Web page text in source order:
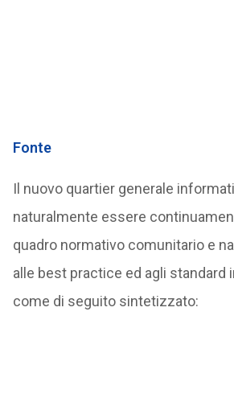
Fonte
Il nuovo quartier generale
naturalmente essere
quadro normativo comunitario e
alle best practice ed agli standard
come di seguito sintetizzato: